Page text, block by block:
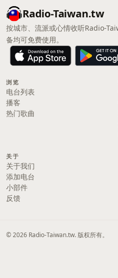
Radio-Taiwan.tw
按城市、流派或心情收听Radio-
备均可免费使用。
浏览
电台列表
播客
热门歌曲
关于
关于我们
添加电台
小部件
反馈
© 2026 Radio-Taiwan.tw. 版权所有。